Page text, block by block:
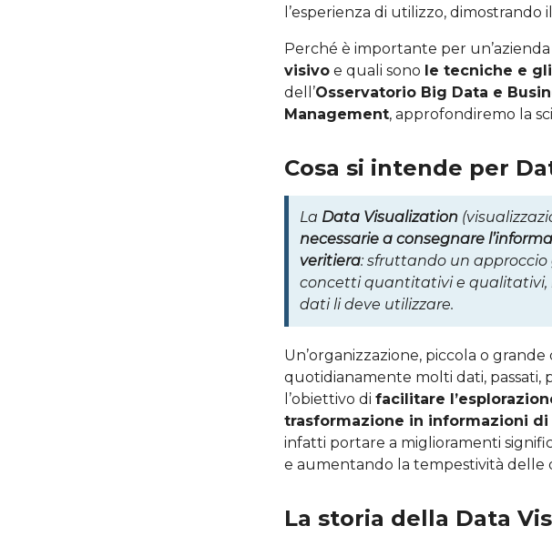
l’esperienza di utilizzo, dimostrando
Perché è importante per
visivo e quali sono le tecniche e
dell’Osservatorio Big Data e
Management, approfondiremo la
Cosa si intende per
La Data Visualization
necessarie a consegnare
veritiera: sfruttando un
concetti quantitativi e qualitativi,
dati li deve utilizzare.
Un’organizzazione, piccola o
quotidianamente molti dati, passati,
l’obiettivo di facilitare
trasformazione in informazioni di
infatti portare a miglioramenti
e aumentando la tempestività delle
La storia della Data